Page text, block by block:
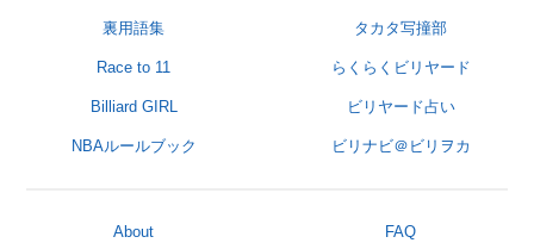
裏用語集 タカタ写撞部
Race to 11 らくらくビリヤード
Billiard GIRL ビリヤード占い
NBAルールブック ビリナビ＠ビリヲカ
About FAQ